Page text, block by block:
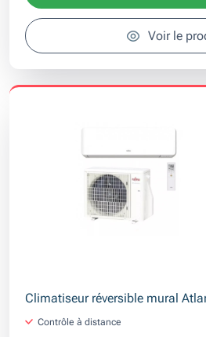
Voir le
Climatiseur réversible mural
Contrôle à distance